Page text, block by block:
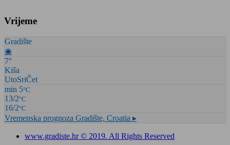
Vrijeme
Gradište
◉
7°
Kiša
UtoSriČet
min 5°C
13/2°C
16/2°C
Vremenska prognoza Gradište, Croatia ▸
www.gradiste.hr © 2019. All Rights Reserved